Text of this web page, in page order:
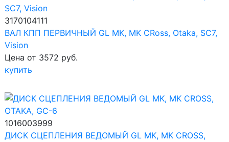
3170104111
ВАЛ КПП ПЕРВИЧНЫЙ GL MK, MK CRoss, Otaka, SC7,
Vision
Цена от 3572 руб.
купить
1016003999
ДИСК СЦЕПЛЕНИЯ ВЕДОМЫЙ GL MK, MK CROSS,